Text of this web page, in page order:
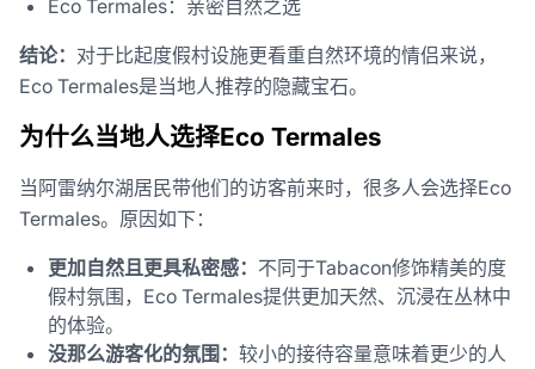
Eco Termales：亲密自然之选
结论： 对于比起度假村设施更看重自然环境的情侣来说，
Eco Termales是当地人推荐的隐藏宝石。
为什么当地人选择Eco Termales
当阿雷纳尔湖居民带他们的访客前来时，很多人会选择Eco
Termales。原因如下：
更加自然且更具私密感： 不同于Tabacon修饰精美的度
假村氛围，Eco Termales提供更加天然、沉浸在丛林中
的体验。
没那么游客化的氛围： 较小的接待容量意味着更少的人